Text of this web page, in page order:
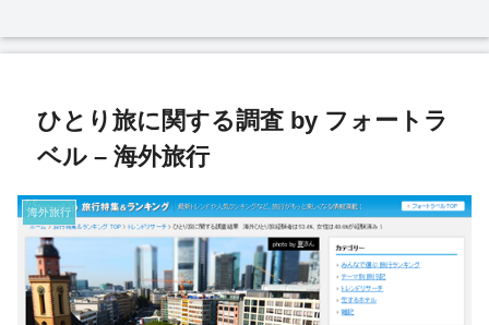
ひとり旅に関する調査 by フォートラ
ベル – 海外旅行
海外旅行